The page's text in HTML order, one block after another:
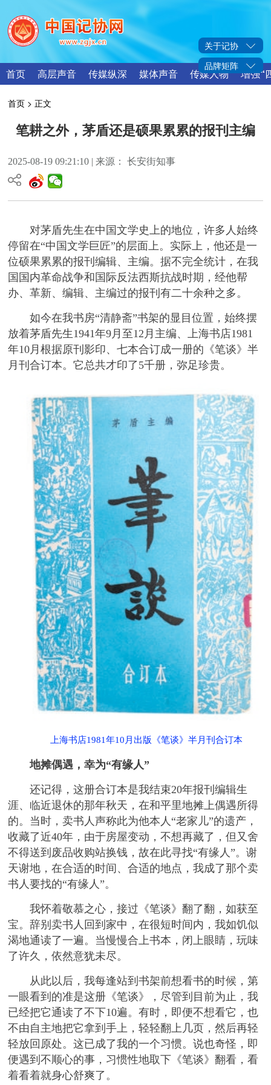
关于记协
品牌矩阵
首页 高层声音 传媒纵深 媒体声音 传媒人物 增强“
首页 > 正文
笔耕之外，茅盾还是硕果累累的报刊主编
2025-08-19 09:21:10 | 来源： 长安街知事
对茅盾先生在中国文学史上的地位，许多人始终
停留在“中国文学巨匠”的层面上。实际上，他还是一
位硕果累累的报刊编辑、主编。据不完全统计，在我
国国内革命战争和国际反法西斯抗战时期，经他帮
办、革新、编辑、主编过的报刊有二十余种之多。
如今在我书房“清静斋”书架的显目位置，始终摆
放着茅盾先生1941年9月至12月主编、上海书店1981
年10月根据原刊影印、七本合订成一册的《笔谈》半
月刊合订本。它总共才印了5千册，弥足珍贵。
上海书店1981年10月出版《笔谈》半月刊合订本
地摊偶遇，幸为“有缘人”
还记得，这册合订本是我结束20年报刊编辑生
涯、临近退休的那年秋天，在和平里地摊上偶遇所得
的。当时，卖书人声称此为他本人“老家儿”的遗产，
收藏了近40年，由于房屋变动，不想再藏了，但又舍
不得送到废品收购站换钱，故在此寻找“有缘人”。谢
天谢地，在合适的时间、合适的地点，我成了那个卖
书人要找的“有缘人”。
我怀着敬慕之心，接过《笔谈》翻了翻，如获至
宝。辞别卖书人回到家中，在很短时间内，我如饥似
渴地通读了一遍。当慢慢合上书本，闭上眼睛，玩味
了许久，依然意犹未尽。
从此以后，我每逢站到书架前想看书的时候，第
一眼看到的准是这册《笔谈》，尽管到目前为止，我
已经把它通读了不下10遍。有时，即便不想看它，也
不由自主地把它拿到手上，轻轻翻上几页，然后再轻
轻放回原处。这已成了我的一个习惯。说也奇怪，即
便遇到不顺心的事，习惯性地取下《笔谈》翻看，看
着看着就身心舒爽了。